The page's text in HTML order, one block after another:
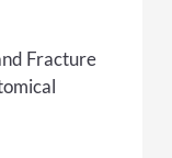
Fracture